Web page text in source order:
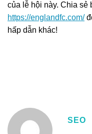
của lễ hội này. Chia sẻ
https://englandfc.com/
hấp dẫn khác!
SEO